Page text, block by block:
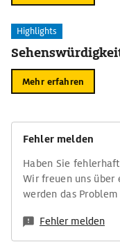
Highlights
Mehr erfahren
Fehler melden
Haben Sie
Wir freuen uns über
werden das
Fehler melden